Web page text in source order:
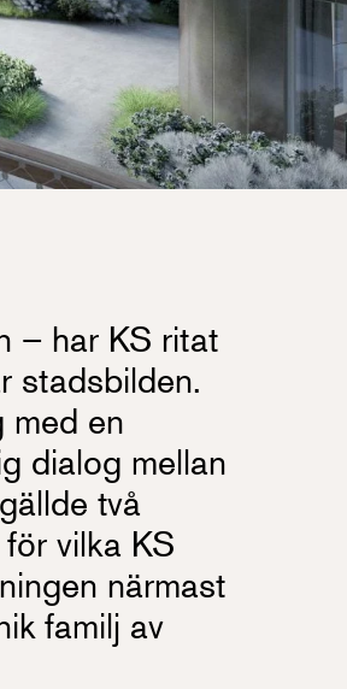
– har KS ritat
stadsbilden.
med en
dialog mellan
två
vilka KS
närmast
familj av